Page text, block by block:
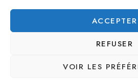
ACCEPTER
REFUSER
VOIR LES